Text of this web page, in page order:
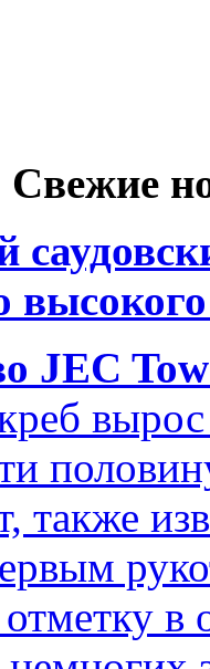
Свежие
JEC
также
в